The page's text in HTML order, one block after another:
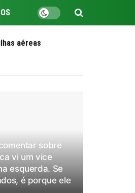
aéreas
sobre
vi um vice
esquerda. Se
é porque ele